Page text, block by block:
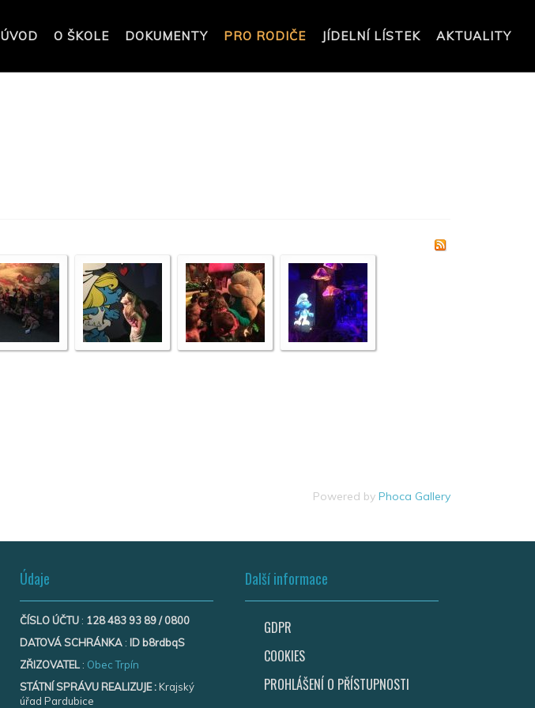
ÚVOD O ŠKOLE DOKUMENTY PRO RODIČE JÍDELNÍ LÍSTEK AKTUALITY
Powered by Phoca Gallery
Údaje
ČÍSLO ÚČTU : 128 483 93 89 / 0800
DATOVÁ SCHRÁNKA : ID b8rdbqS
ZŘIZOVATEL : Obec Trpín
STÁTNÍ SPRÁVU REALIZUJE :Krajský
úřad Pardubice
Další informace
GDPR
COOKIES
PROHLÁŠENÍ O PŘÍSTUPNOSTI